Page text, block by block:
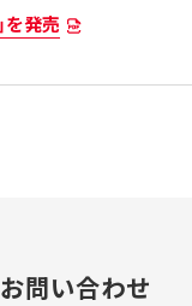
を発売
お問い合わせ